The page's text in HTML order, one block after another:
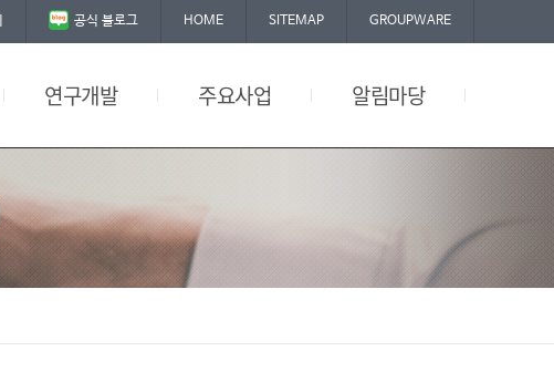
공식 블로그 HOME SITEMAP GROUPWARE
연구개발 주요사업 알림마당